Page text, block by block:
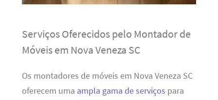
Serviços Oferecidos pelo Montador de
Móveis em Nova Veneza SC
Os montadores de móveis em Nova Veneza SC
oferecem uma ampla gama de serviços para